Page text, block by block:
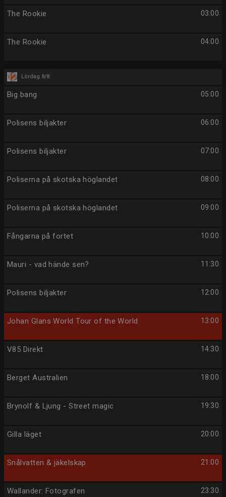
03:00
The Rookie
04:00
The Rookie
Lördag 8/8
05:00
Big bang
06:00
Polisens biljakter
07:00
Polisens biljakter
08:00
Poliserna på skotska höglandet
09:00
Poliserna på skotska höglandet
10:00
Fångarna på fortet
11:30
Mauri - vad hände sen?
12:00
Polisens biljakter
13:00
Johan Glans World Tour of the World
14:30
V85 Direkt
18:00
Berget Australien
19:30
Brynolf & Ljung - Street magic
20:00
Gilla läget
21:00
Snålvatten & jäkelskap
23:30
Wallander: Fotografen